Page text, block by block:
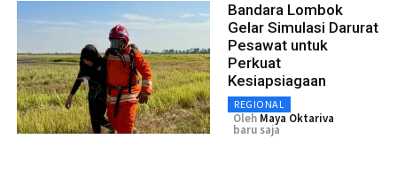
Bandara Lombok
Gelar Simulasi Darurat
Pesawat untuk
Perkuat
Kesiapsiagaan
REGIONAL
Oleh Maya Oktariva
baru saja